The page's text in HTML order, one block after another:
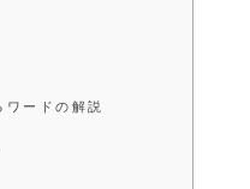
ワードの解説